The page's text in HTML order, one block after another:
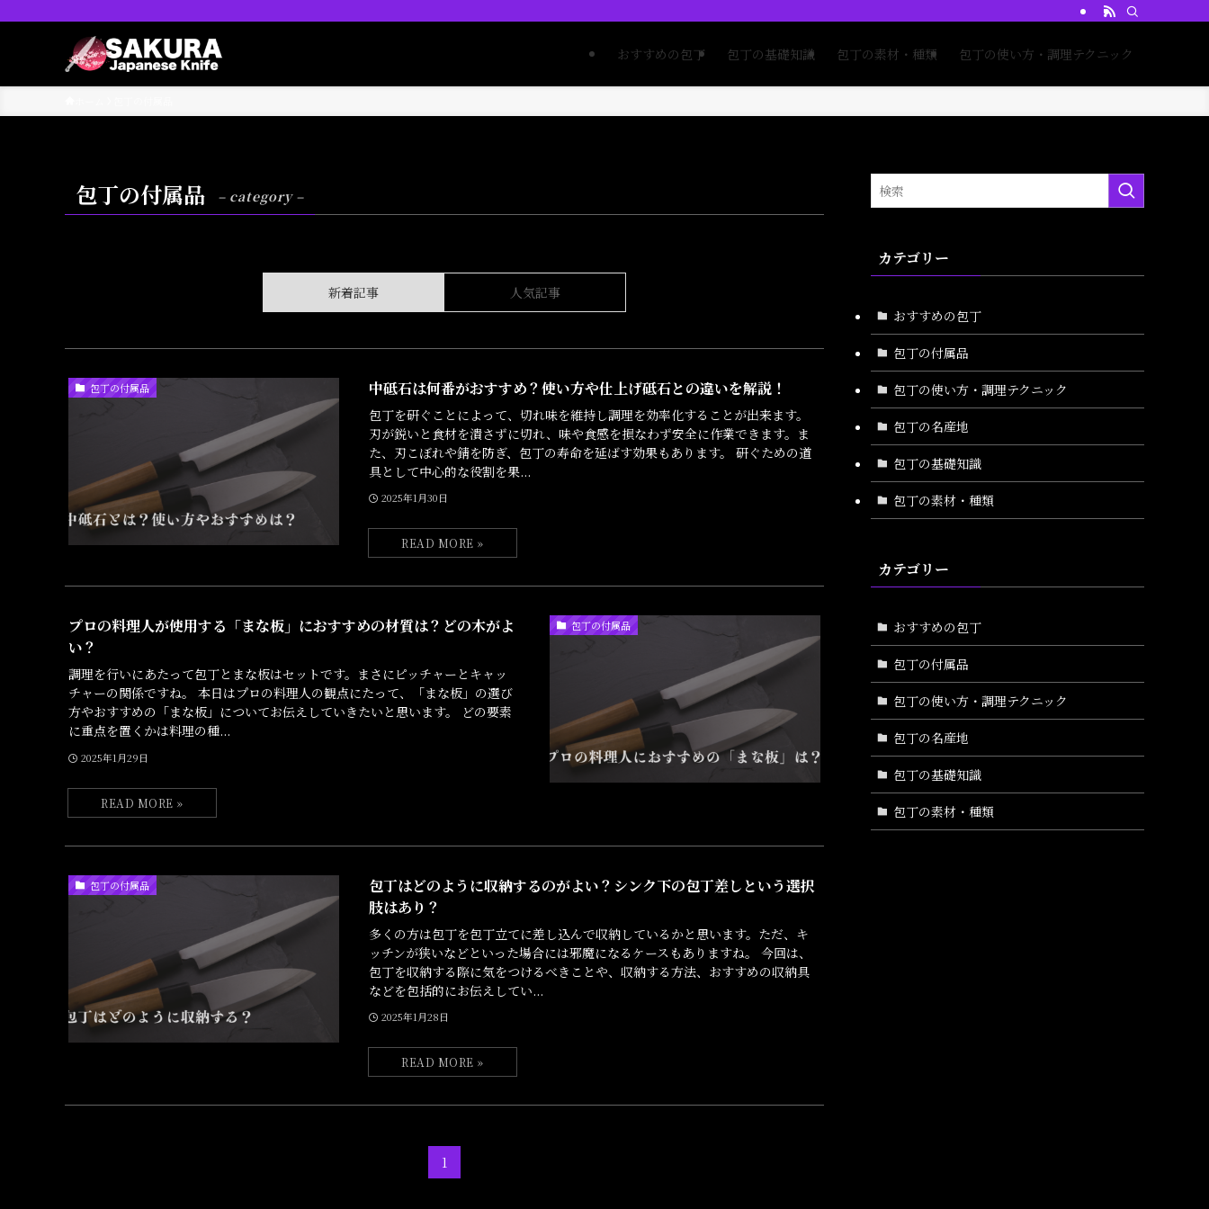
おすすめの包丁 包丁の基礎知識 包丁の素材・種類 包丁の使い方・調理テクニック
包丁の付属品 – category –
新着記事 人気記事
包丁の付属品 中砥石は何番がおすすめ？使い方や仕上げ砥石との違いを解説！
包丁を研ぐことによって、切れ味を維持し調理を効率化することが出来ます。
刃が鋭いと食材を潰さずに切れ、味や食感を損なわず安全に作業できます。ま
た、刃こぼれや錆を防ぎ、包丁の寿命を延ばす効果もあります。 研ぐための道
具として中心的な役割を果...
2025年1月30日
包丁の付属品
プロの料理人が使用する「まな板」におすすめの材質は？どの木がよ
い？
調理を行いにあたって包丁とまな板はセットです。まさにピッチャーとキャッ
チャーの関係ですね。 本日はプロの料理人の観点にたって、「まな板」の選び
方やおすすめの「まな板」についてお伝えしていきたいと思います。 どの要素
に重点を置くかは料理の種...
2025年1月29日
包丁の付属品
包丁はどのように収納するのがよい？シンク下の包丁差しという選択
肢はあり？
多くの方は包丁を包丁立てに差し込んで収納しているかと思います。ただ、キ
ッチンが狭いなどといった場合には邪魔になるケースもありますね。 今回は、
包丁を収納する際に気をつけるべきことや、収納する方法、おすすめの収納具
などを包括的にお伝えしてい...
2025年1月28日
1
カテゴリー
おすすめの包丁
包丁の付属品
包丁の使い方・調理テクニック
包丁の名産地
包丁の基礎知識
包丁の素材・種類
カテゴリー
おすすめの包丁
包丁の付属品
包丁の使い方・調理テクニック
包丁の名産地
包丁の基礎知識
包丁の素材・種類